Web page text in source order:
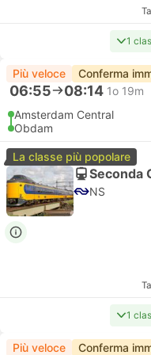
1
Più veloce Conferma
06:55 08:14 1o 19m
Amsterdam Central
Obdam
La classe più popolare
Seconda
NS
1
Più veloce Conferma